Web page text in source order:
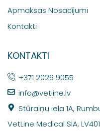
Apmaksas Nosacījumi
Kontakti
KONTAKTI
+371 2026 9055
info@vetline.lv
Stūraiņu iela 1A,
VetLine Medical SIA,